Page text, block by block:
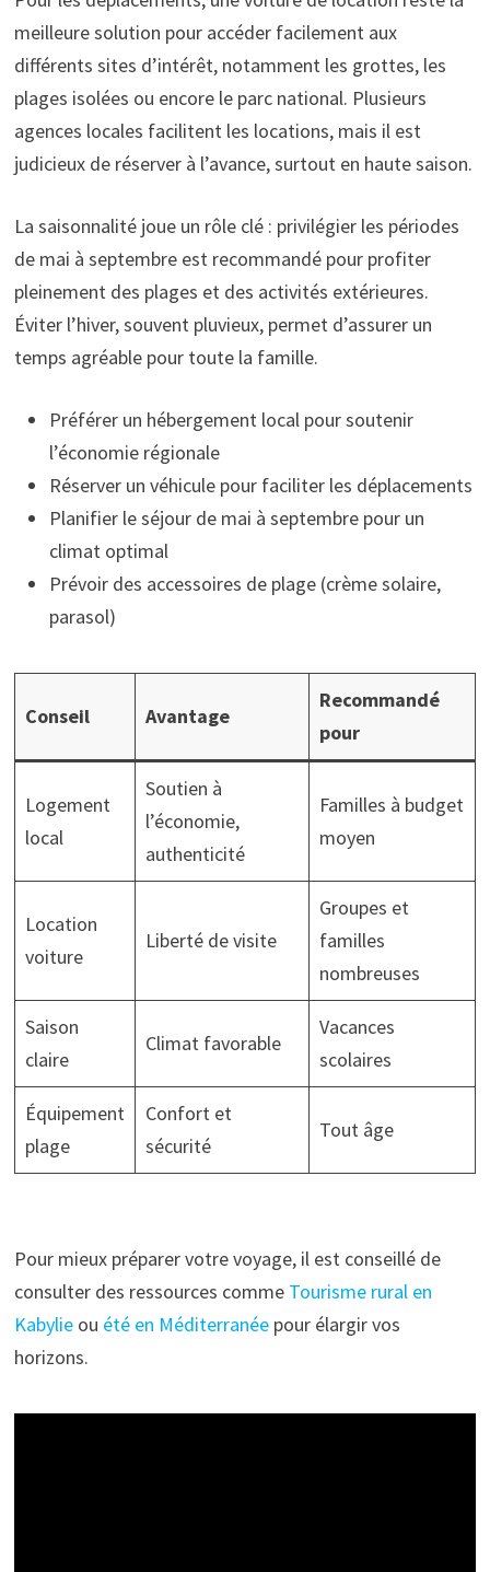
meilleure solution pour accéder facilement aux
différents sites d’intérêt, notamment les grottes, les
plages isolées ou encore le parc national. Plusieurs
agences locales facilitent les locations, mais il est
judicieux de réserver à l’avance, surtout en haute saison.
La saisonnalité joue un rôle clé : privilégier les périodes
de mai à septembre est recommandé pour profiter
pleinement des plages et des activités extérieures.
Éviter l’hiver, souvent pluvieux, permet d’assurer un
temps agréable pour toute la famille.
Préférer un hébergement local pour soutenir
l’économie régionale
Réserver un véhicule pour faciliter les déplacements
Planifier le séjour de mai à septembre pour un
climat optimal
Prévoir des accessoires de plage (crème solaire,
parasol)
Conseil Avantage
Recommandé
pour
Logement
local
Soutien à
l’économie,
authenticité
Familles à budget
moyen
Location
voiture
Liberté de visite
Groupes et
familles
nombreuses
Saison
claire
Climat favorable
Vacances
scolaires
Équipement
plage
Confort et
sécurité
Tout âge
Pour mieux préparer votre voyage, il est conseillé de
consulter des ressources comme Tourisme rural en
Kabylieou été en Méditerranéepour élargir vos
horizons.